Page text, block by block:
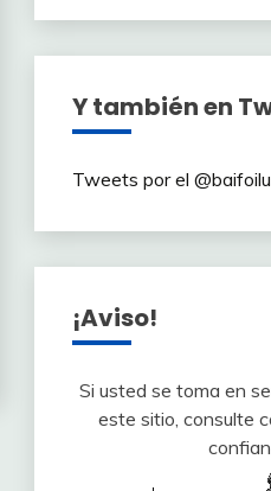
Y también en
Tweets por el
¡Aviso!
Si usted se toma en
este sitio, consulte